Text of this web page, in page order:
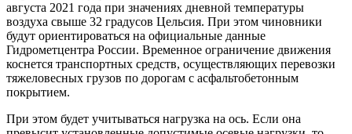
августа 2021 года при значениях дневной температуры
воздуха свыше 32 градусов Цельсия. При этом чиновники
будут ориентироваться на официальные данные
Гидрометцентра России. Временное ограничение движения
коснется транспортных средств, осуществляющих перевозки
тяжеловесных грузов по дорогам с асфальтобетонным
покрытием.
При этом будет учитываться нагрузка на ось. Если она